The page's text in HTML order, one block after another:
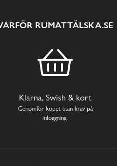
RUMATTÄLSKA.SE
Klarna, Swish & kort
Genomför köpet utan krav på
inloggning.